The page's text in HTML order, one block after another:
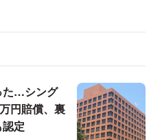
た…シング
円賠償、裏
定